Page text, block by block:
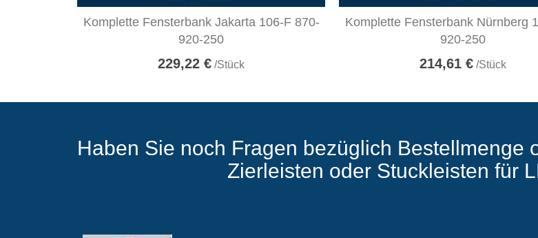
Komplette Fensterbank Jakarta 106-F 870-
920-250
229,22 € /Stück
Komplette Fensterbank Nürnberg
920-250
214,61 € /Stück
Haben Sie noch Fragen bezüglich Bestellmenge
Zierleisten oder Stuckleisten für